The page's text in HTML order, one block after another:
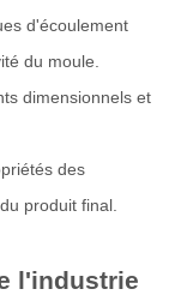
d'écoulement
du moule.
dimensionnels et
des
produit final.
l'industrie